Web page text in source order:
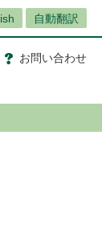
自動翻訳
お問い合わせ